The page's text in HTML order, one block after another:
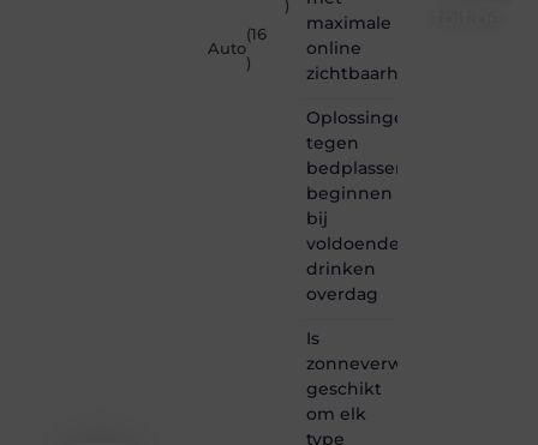
)
Auto
(16
)
maximale
online
zichtbaarheid
Oplossingen
tegen
bedplassen
beginnen
bij
voldoende
drinken
overdag
Is
zonneverwarming
geschikt
om elk
type